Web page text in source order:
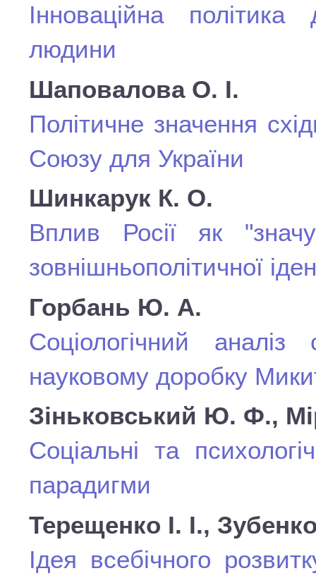
Інноваційна
людини
Шаповалова О. І.
Політичне значення
Союзу для України
Шинкарук К. О.
Вплив Росії як
зовнішньополітичної
Горбань Ю. А.
Соціологічний аналіз
науковому доробку
Зіньковський Ю. Ф.,
Соціальні та
парадигми
Терещенко І. І.,
Ідея всебічного